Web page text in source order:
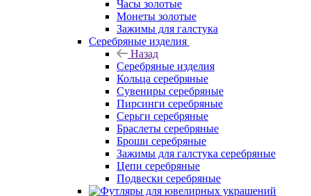
Часы золотые
Монеты золотые
Зажимы для галстука
Серебряные изделия
Назад
Серебряные изделия
Кольца серебряные
Сувениры серебряные
Пирсинги серебряные
Серьги серебряные
Браслеты серебряные
Броши серебряные
Зажимы для галстука серебряные
Цепи серебряные
Подвески серебряные